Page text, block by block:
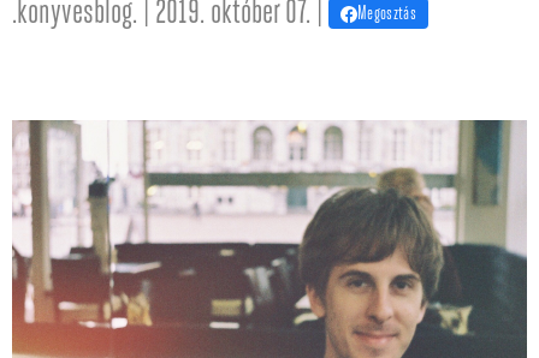
.konyvesblog. | 2019. október 07. | Megosztás